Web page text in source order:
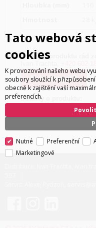
Dotazy k produktu rád
Kde koupit?
Stránky o produktu:
https://
Tato webová
cookies
K provozování našeho webu
soubory sloužící k
obecně k zajištění vaší
preferencích.
Nutné Preferenční
Marketingové